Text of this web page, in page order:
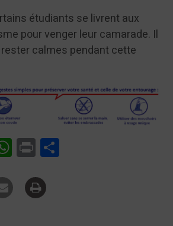
étudiants se livrent aux
pour venger leur camarade. Il
calmes pendant cette
WhatsApp
Print